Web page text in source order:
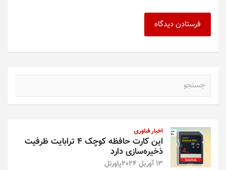
اخبار فناوری
این کارت حافظه کوچک ۴ ترابایت ظرفیت
ذخیره‌سازی دارد
13 آوریل 2024 پاورتل